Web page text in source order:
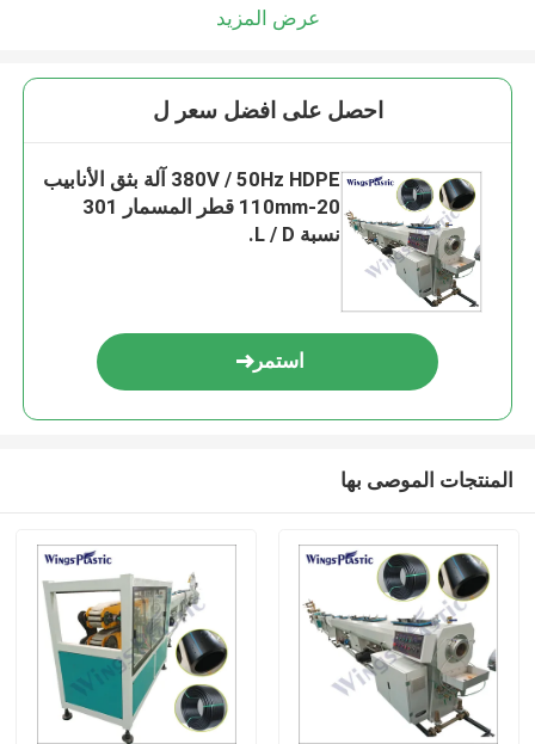
عرض المزيد
احصل على افضل سعر ل
380V / 50Hz HDPE آلة بثق الأنابيب
20-110mm قطر المسمار 301
نسبة L / D.
استمر
المنتجات الموصى بها